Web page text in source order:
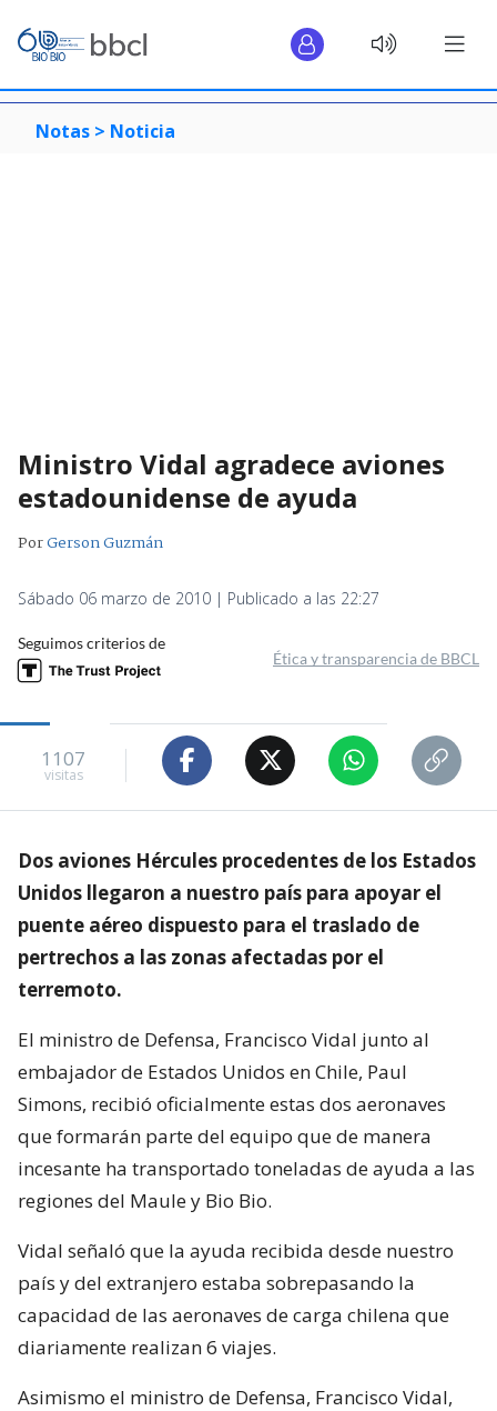
Notas > Noticia
Ministro Vidal agradece aviones
estadounidense de ayuda
PorGerson Guzmán
Sábado 06 marzo de 2010 | Publicado a las 22:27
Seguimos criterios de
Ética y transparencia de BBCL
1107
visitas
Dos aviones Hércules procedentes de los Estados
Unidos llegaron a nuestro país para apoyar el
puente aéreo dispuesto para el traslado de
pertrechos a las zonas afectadas por el
terremoto.
El ministro de Defensa, Francisco Vidal junto al
embajador de Estados Unidos en Chile, Paul
Simons, recibió oficialmente estas dos aeronaves
que formarán parte del equipo que de manera
incesante ha transportado toneladas de ayuda a las
regiones del Maule y Bio Bio.
Vidal señaló que la ayuda recibida desde nuestro
país y del extranjero estaba sobrepasando la
capacidad de las aeronaves de carga chilena que
diariamente realizan 6 viajes.
Asimismo el ministro de Defensa, Francisco Vidal,